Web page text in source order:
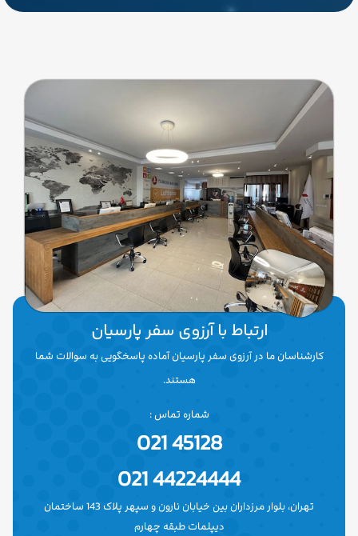
ارتباط با آرزوی سفر پارسیان
کارشناسان ما در آرزوی سفر پارسیان آماده پاسخگویی به سوالات شما
هستند.
شماره تماس :
45128 021
44224444 021
تهران، بلوار مرزداران بین خیابان نارون و سپهر پلاک 143 ساختمان
دیپلمات طبقه چهارم